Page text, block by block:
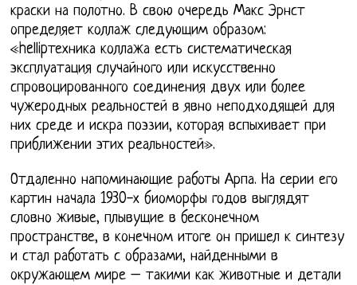
краски на полотно. В свою очередь Макс Эрнст
определяет коллаж следующим образом:
«hellipтехника коллажа есть систематическая
эксплуатация случайного или искусственно
спровоцированного соединения двух или более
чужеродных реальностей в явно неподходящей для
них среде и искра поэзии, которая вспыхивает при
приближении этих реальностей».
Отдаленно напоминающие работы Арпа. На серии его
картин начала 1930-х биоморфы годов выглядят
словно живые, плывущие в бесконечном
пространстве, в конечном итоге он пришел к синтезу
и стал работать с образами, найденными в
окружающем мире – такими как животные и детали